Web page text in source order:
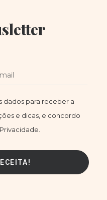
dados para receber a
e dicas, e concordo